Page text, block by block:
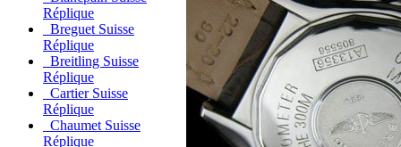
Réplique
Breguet Suisse
Réplique
Breitling Suisse
Réplique
Cartier Suisse
Réplique
Chaumet Suisse
Réplique